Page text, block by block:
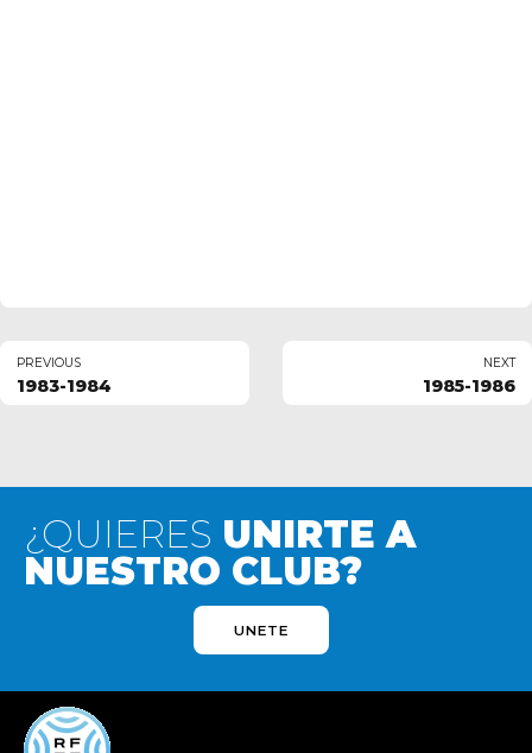
PREVIOUS
1983-1984
NEXT
1985-1986
¿QUIERES UNIRTE A
NUESTRO CLUB?
UNETE